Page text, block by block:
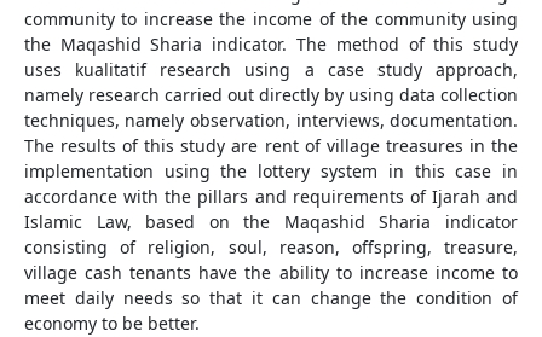
community to increase the income of the community using
the Maqashid Sharia indicator. The method of this study
uses kualitatif research using a case study approach,
namely research carried out directly by using data collection
techniques, namely observation, interviews, documentation.
The results of this study are rent of village treasures in the
implementation using the lottery system in this case in
accordance with the pillars and requirements of Ijarah and
Islamic Law, based on the Maqashid Sharia indicator
consisting of religion, soul, reason, offspring, treasure,
village cash tenants have the ability to increase income to
meet daily needs so that it can change the condition of
economy to be better.